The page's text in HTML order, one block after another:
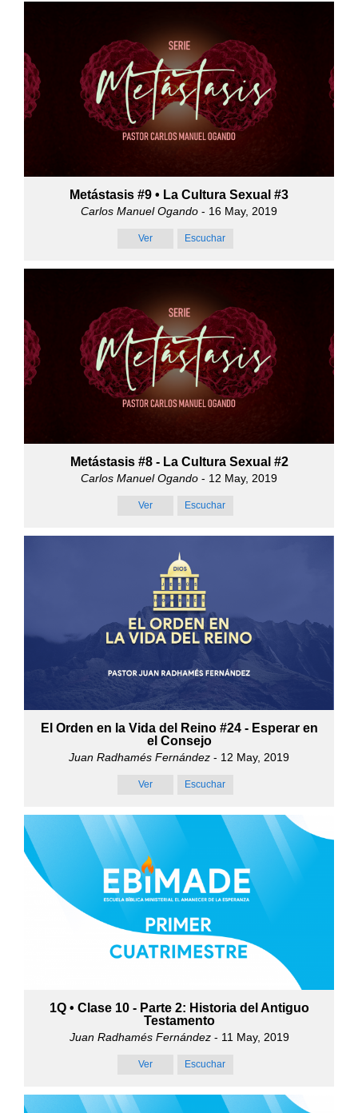
Metástasis #9 • La Cultura Sexual #3
Carlos Manuel Ogando - 16 May, 2019
Ver Escuchar
Metástasis #8 - La Cultura Sexual #2
Carlos Manuel Ogando - 12 May, 2019
Ver Escuchar
El Orden en la Vida del Reino #24 - Esperar en
el Consejo
Juan Radhamés Fernández - 12 May, 2019
Ver Escuchar
1Q • Clase 10 - Parte 2: Historia del Antiguo
Testamento
Juan Radhamés Fernández- 11 May, 2019
Ver Escuchar